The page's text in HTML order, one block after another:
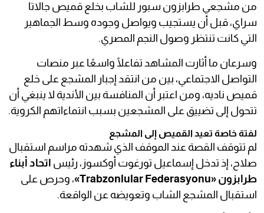
من مشجعي طرابزون سبور للشاب بخلع قميص جالاتا
سراي، قبل أن يستجيب ويواصل وجوده وسط الجماهير
التي كانت تنتظر وصول النجم المصري.
وسرعان ما أثارت المشاهد تفاعلًا واسعًا عبر منصات
التواصل الاجتماعي، بين من انتقد إجبار المشجع على خلع
قميص ناديه، ومن اعتبر أن المنافسة بين الأندية لا ينبغي أن
تتحول إلى تضييق على المشجعين بسبب انتماءاتهم الكروية.
لفتة خاصة تعيد القميص إلى المشجع
لم تتوقف القصة عند الموقف الذي شهدته مراسم استقبال
صلاح، إذ تدخل إسماعيل تورغوت أوكسوز، رئيس اتحاد أبناء
طرابزون «Trabzonlular Federasyonu»
، وحرص على
استقبال المشجع الشاب وتعويضه عن الواقعة.